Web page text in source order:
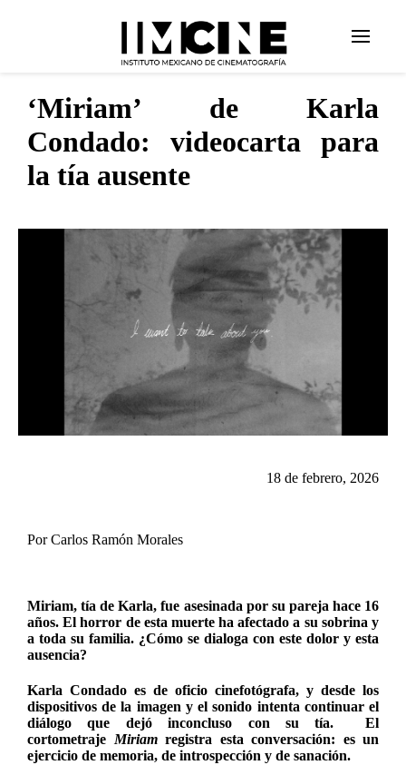
‘Miriam’ de Karla
Condado: videocarta para
la tía ausente
18 de febrero, 2026
Por Carlos Ramón Morales
Miriam, tía de Karla, fue asesinada por su pareja hace 16
años. El horror de esta muerte ha afectado a su sobrina y
a toda su familia. ¿Cómo se dialoga con este dolor y esta
ausencia?
Karla Condado es de oficio cinefotógrafa, y desde los
dispositivos de la imagen y el sonido intenta continuar el
diálogo que dejó inconcluso con su tía. El
cortometraje Miriamregistra esta conversación: es un
ejercicio de memoria, de introspección y de sanación.